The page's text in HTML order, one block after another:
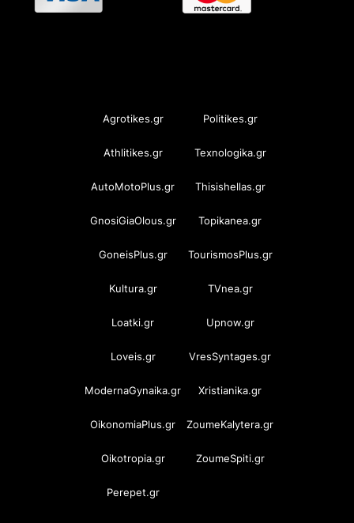
Agrotikes.gr Politikes.gr
Athlitikes.gr Texnologika.gr
AutoMotoPlus.gr Thisishellas.gr
GnosiGiaOlous.gr Topikanea.gr
GoneisPlus.gr TourismosPlus.gr
Kultura.gr TVnea.gr
Loatki.gr Upnow.gr
Loveis.gr VresSyntages.gr
ModernaGynaika.gr Xristianika.gr
OikonomiaPlus.gr ZoumeKalytera.gr
Oikotropia.gr ZoumeSpiti.gr
Perepet.gr